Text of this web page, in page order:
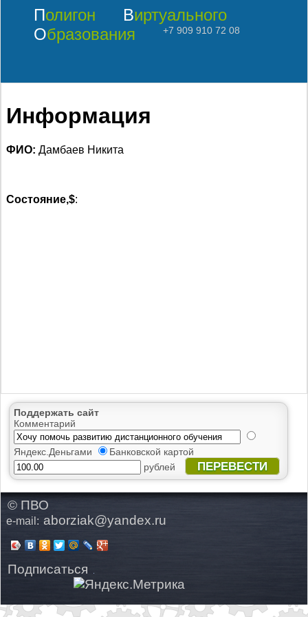
Полигон
Виртуального
Образования
+7 909 910 72 08
Информация
ФИО: Дамбаев Никита
Состояние,$:
Поддержать сайт
Комментарий
Яндекс.Деньгами
Банковской картой
рублей
ПЕРЕВЕСТИ
© ПВО
e-mail: aborziak@yandex.ru
Подписаться